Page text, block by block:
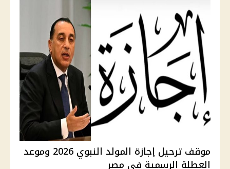
موقف ترحيل إجازة المولد النبوي 2026 وموعد
العطلة الرسمية في مصر